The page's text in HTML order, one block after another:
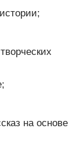
на основе